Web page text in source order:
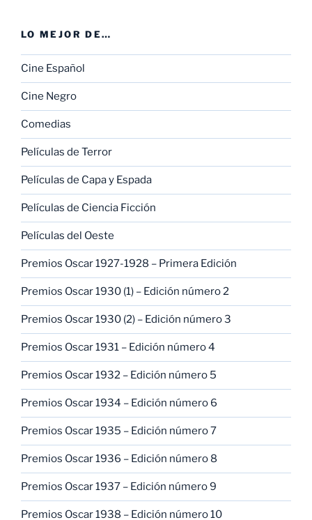
LO MEJOR DE…
Cine Español
Cine Negro
Comedias
Películas de Terror
Películas de Capa y Espada
Películas de Ciencia Ficción
Películas del Oeste
Premios Oscar 1927-1928 – Primera Edición
Premios Oscar 1930 (1) – Edición número 2
Premios Oscar 1930 (2) – Edición número 3
Premios Oscar 1931 – Edición número 4
Premios Oscar 1932 – Edición número 5
Premios Oscar 1934 – Edición número 6
Premios Oscar 1935 – Edición número 7
Premios Oscar 1936 – Edición número 8
Premios Oscar 1937 – Edición número 9
Premios Oscar 1938 – Edición número 10